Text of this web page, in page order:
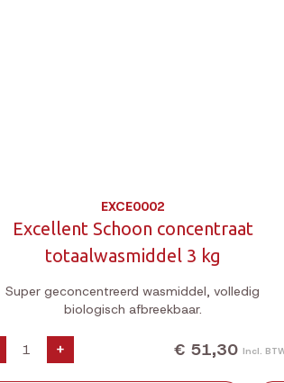
EXCE0002
Excellent Schoon concentraat
totaalwasmiddel 3 kg
Super geconcentreerd wasmiddel, volledig
biologisch afbreekbaar.
+ € 51,30 Incl.